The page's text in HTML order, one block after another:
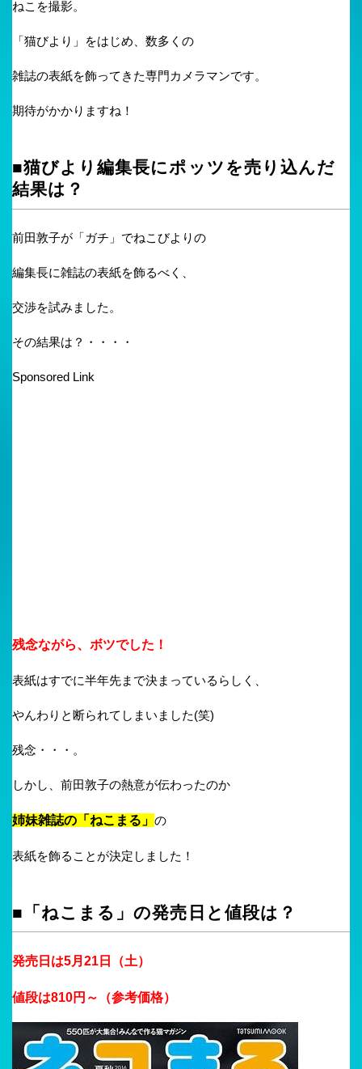
ねこを撮影。
「猫びより」をはじめ、数多くの
雑誌の表紙を飾ってきた専門カメラマンです。
期待がかかりますね！
■猫びより編集長にポッツを売り込んだ
結果は？
前田敦子が「ガチ」でねこびよりの
編集長に雑誌の表紙を飾るべく、
交渉を試みました。
その結果は？・・・・
Sponsored Link
残念ながら、ボツでした！
表紙はすでに半年先まで決まっているらしく、
やんわりと断られてしまいました(笑)
残念・・・。
しかし、前田敦子の熱意が伝わったのか
姉妹雑誌の「ねこまる」 の
表紙を飾ることが決定しました！
■「ねこまる」の発売日と値段は？
発売日は5月21日（土）
値段は810円～（参考価格）